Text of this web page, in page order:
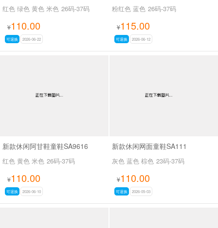
红色 绿色 黄色 米色 26码-37码
¥110.00
可退换 2026-06-22
粉红色 蓝色 26码-37码
¥115.00
可退换 2026-06-12
新款休闲阿甘鞋童鞋SA9616
红色 黄色 米色 26码-37码
¥110.00
可退换 2026-06-10
新款休闲网面童鞋SA111
灰色 蓝色 棕色 23码-37码
¥110.00
可退换 2026-05-03